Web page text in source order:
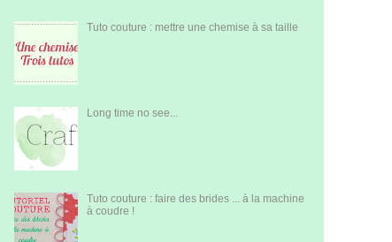
Tuto couture : mettre une chemise à sa taille
Long time no see...
Tuto couture : faire des brides ... à la machine
à coudre !